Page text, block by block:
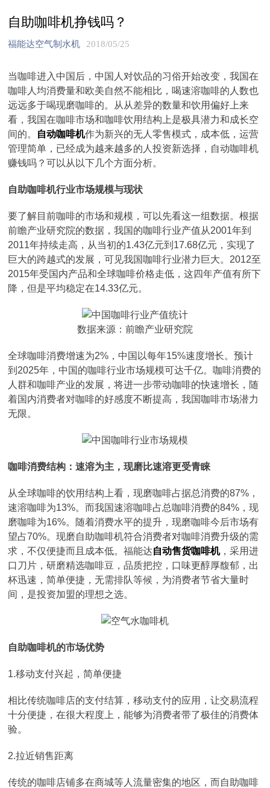
自助咖啡机挣钱吗？
福能达空气制水机 2018/05/25
当咖啡进入中国后，中国人对饮品的习俗开始改变，我国在
咖啡人均消费量和欧美自然不能相比，喝速溶咖啡的人数也
远远多于喝现磨咖啡的。从从差异的数量和饮用偏好上来
看，我国在咖啡市场和咖啡饮用结构上是极具潜力和成长空
间的。 自动咖啡机作为新兴的无人零售模式，成本低，运营
管理简单，已经成为越来越多的人投资新选择，自动咖啡机
赚钱吗？可以从以下几个方面分析。
自助咖啡机行业市场规模与现状
要了解目前咖啡的市场和规模，可以先看这一组数据。根据
前瞻产业研究院的数据，我国的咖啡行业产值从2001年到
2011年持续走高，从当初的1.43亿元到17.68亿元，实现了
巨大的跨越式的发展，可见我国咖啡行业潜力巨大。2012至
2015年受国内产品和全球咖啡价格走低，这四年产值有所下
降，但是平均稳定在14.33亿元。
数据来源：前瞻产业研究院
全球咖啡消费增速为2%，中国以每年15%速度增长。预计
到2025年，中国的咖啡行业市场规模可达千亿。咖啡消费的
人群和咖啡产业的发展，将进一步带动咖啡的快速增长，随
着国内消费者对咖啡的好感度不断提高，我国咖啡市场潜力
无限。
咖啡消费结构：速溶为主，现磨比速溶更受青睐
从全球咖啡的饮用结构上看，现磨咖啡占据总消费的87%，
速溶咖啡为13%。而我国速溶咖啡占总咖啡消费的84%，现
磨咖啡为16%。随着消费水平的提升，现磨咖啡今后市场有
望占70%。现磨自助咖啡机符合消费者对咖啡消费升级的需
求，不仅便捷而且成本低。福能达自动售货咖啡机，采用进
口刀片，研磨精选咖啡豆，品质把控，口味更醇厚馥郁，出
杯迅速，简单便捷，无需排队等候，为消费者节省大量时
间，是投资加盟的理想之选。
自助咖啡机的市场优势
1.移动支付兴起，简单便捷
相比传统咖啡店的支付结算，移动支付的应用，让交易流程
十分便捷，在很大程度上，能够为消费者带了极佳的消费体
验。
2.拉近销售距离
传统的咖啡店铺多在商城等人流量密集的地区，而自助咖啡